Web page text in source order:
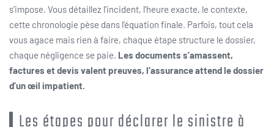
s’impose. Vous détaillez l’incident, l’heure exacte, le contexte,
cette chronologie pèse dans l’équation finale. Parfois, tout cela
vous agace mais rien à faire, chaque étape structure le dossier,
chaque négligence se paie. Les documents s’amassent,
factures et devis valent preuves, l’assurance attend le dossier
d’un œil impatient.
Les étapes pour déclarer le sinistre à